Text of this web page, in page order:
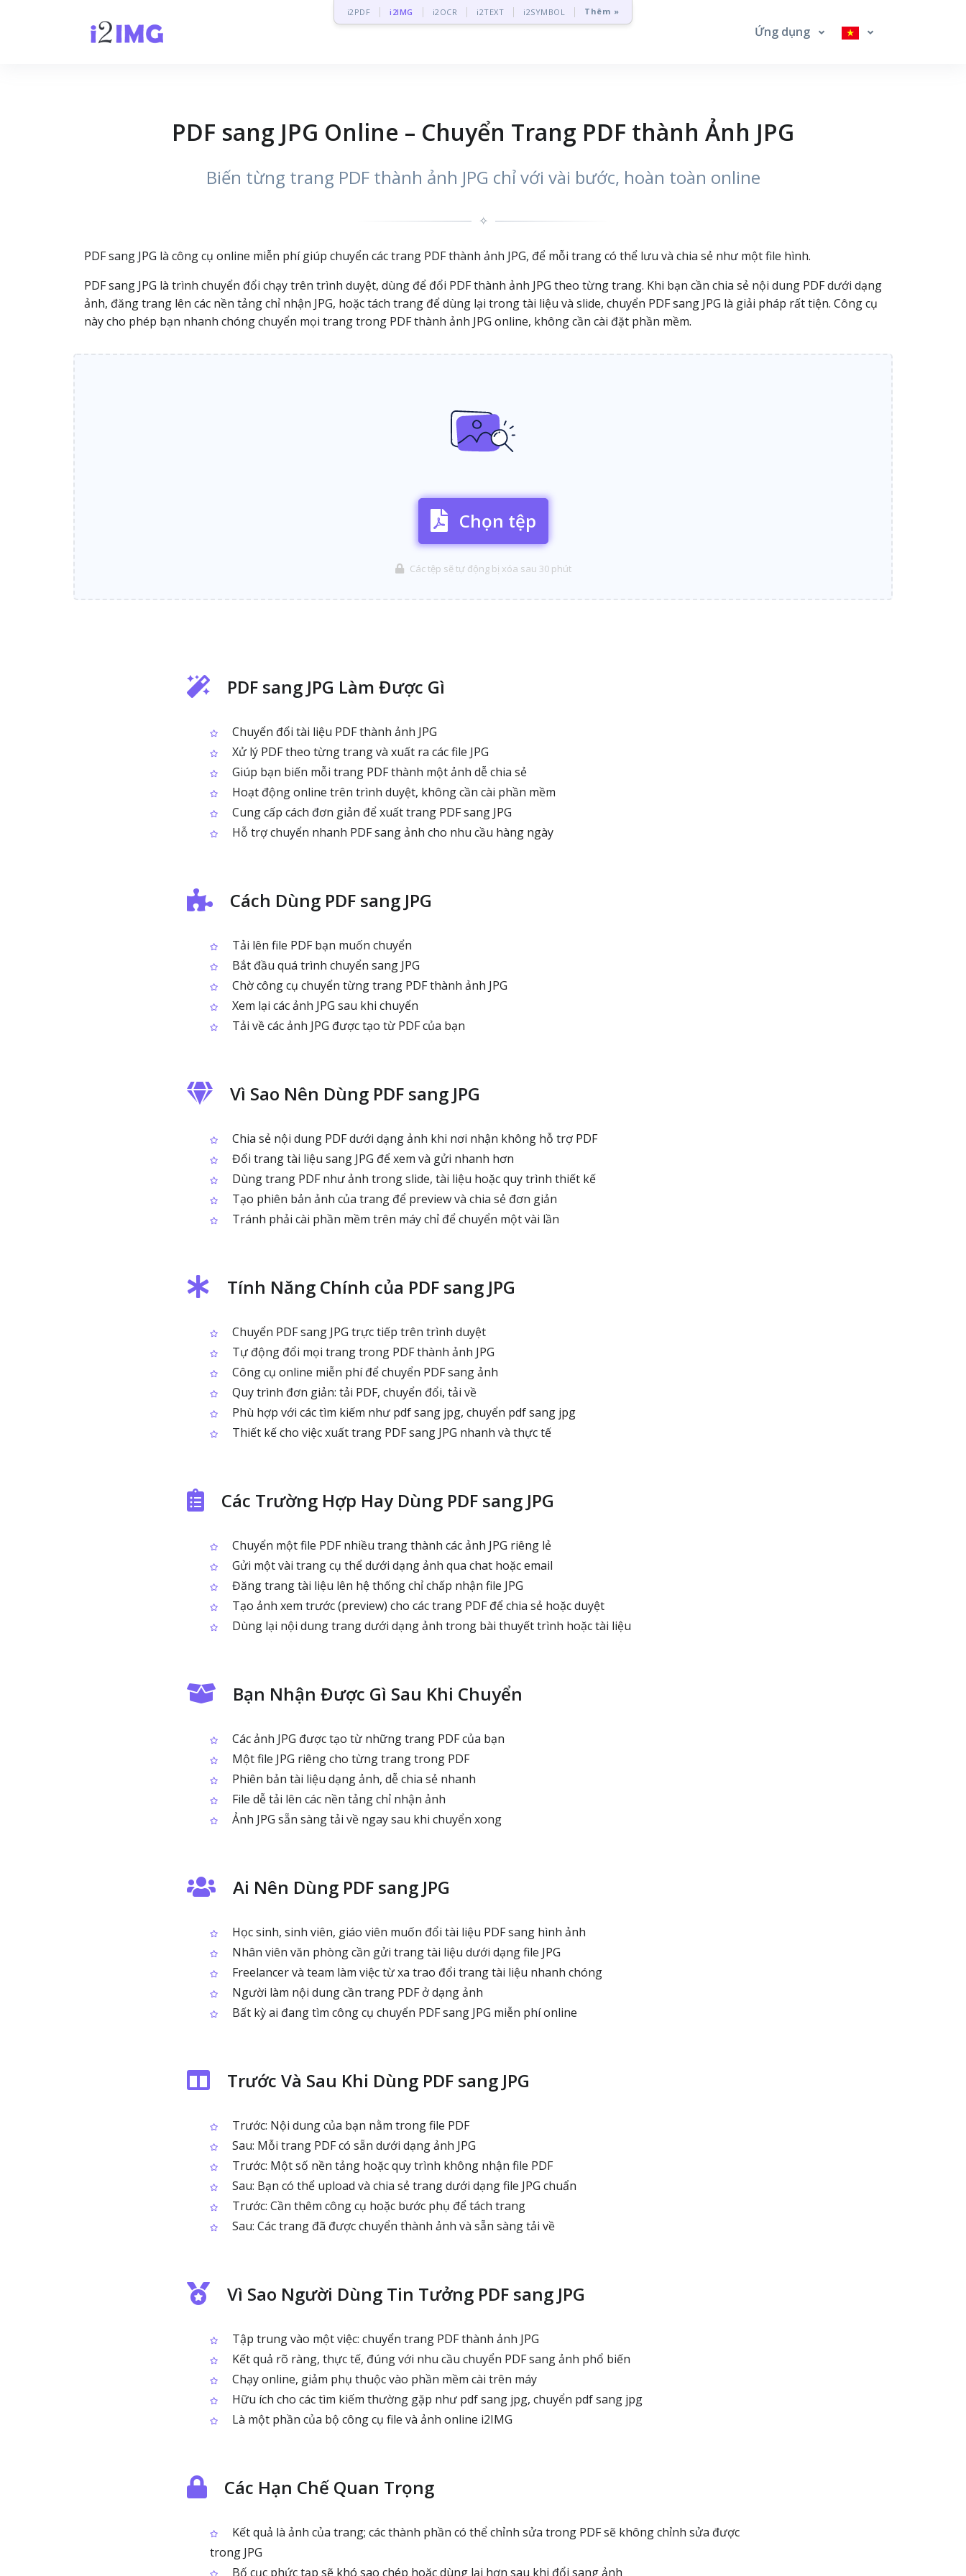
i2PDF i2IMG i2OCR i2TEXT i2SYMBOL Thêm »
Ứng dụng
PDF sang JPG Online – Chuyển Trang PDF thành Ảnh JPG
Biến từng trang PDF thành ảnh JPG chỉ với vài bước, hoàn toàn online
✧
PDF sang JPG là công cụ online miễn phí giúp chuyển các trang PDF thành ảnh JPG, để mỗi trang có thể lưu và chia sẻ như một file hình.
PDF sang JPG là trình chuyển đổi chạy trên trình duyệt, dùng để đổi PDF thành ảnh JPG theo từng trang. Khi bạn cần chia sẻ nội dung PDF dưới dạng
ảnh, đăng trang lên các nền tảng chỉ nhận JPG, hoặc tách trang để dùng lại trong tài liệu và slide, chuyển PDF sang JPG là giải pháp rất tiện. Công cụ
này cho phép bạn nhanh chóng chuyển mọi trang trong PDF thành ảnh JPG online, không cần cài đặt phần mềm.
Chọn tệp
Các tệp sẽ tự động bị xóa sau 30 phút
PDF sang JPG Làm Được Gì
Chuyển đổi tài liệu PDF thành ảnh JPG
Xử lý PDF theo từng trang và xuất ra các file JPG
Giúp bạn biến mỗi trang PDF thành một ảnh dễ chia sẻ
Hoạt động online trên trình duyệt, không cần cài phần mềm
Cung cấp cách đơn giản để xuất trang PDF sang JPG
Hỗ trợ chuyển nhanh PDF sang ảnh cho nhu cầu hàng ngày
Cách Dùng PDF sang JPG
Tải lên file PDF bạn muốn chuyển
Bắt đầu quá trình chuyển sang JPG
Chờ công cụ chuyển từng trang PDF thành ảnh JPG
Xem lại các ảnh JPG sau khi chuyển
Tải về các ảnh JPG được tạo từ PDF của bạn
Vì Sao Nên Dùng PDF sang JPG
Chia sẻ nội dung PDF dưới dạng ảnh khi nơi nhận không hỗ trợ PDF
Đổi trang tài liệu sang JPG để xem và gửi nhanh hơn
Dùng trang PDF như ảnh trong slide, tài liệu hoặc quy trình thiết kế
Tạo phiên bản ảnh của trang để preview và chia sẻ đơn giản
Tránh phải cài phần mềm trên máy chỉ để chuyển một vài lần
Tính Năng Chính của PDF sang JPG
Chuyển PDF sang JPG trực tiếp trên trình duyệt
Tự động đổi mọi trang trong PDF thành ảnh JPG
Công cụ online miễn phí để chuyển PDF sang ảnh
Quy trình đơn giản: tải PDF, chuyển đổi, tải về
Phù hợp với các tìm kiếm như pdf sang jpg, chuyển pdf sang jpg
Thiết kế cho việc xuất trang PDF sang JPG nhanh và thực tế
Các Trường Hợp Hay Dùng PDF sang JPG
Chuyển một file PDF nhiều trang thành các ảnh JPG riêng lẻ
Gửi một vài trang cụ thể dưới dạng ảnh qua chat hoặc email
Đăng trang tài liệu lên hệ thống chỉ chấp nhận file JPG
Tạo ảnh xem trước (preview) cho các trang PDF để chia sẻ hoặc duyệt
Dùng lại nội dung trang dưới dạng ảnh trong bài thuyết trình hoặc tài liệu
Bạn Nhận Được Gì Sau Khi Chuyển
Các ảnh JPG được tạo từ những trang PDF của bạn
Một file JPG riêng cho từng trang trong PDF
Phiên bản tài liệu dạng ảnh, dễ chia sẻ nhanh
File dễ tải lên các nền tảng chỉ nhận ảnh
Ảnh JPG sẵn sàng tải về ngay sau khi chuyển xong
Ai Nên Dùng PDF sang JPG
Học sinh, sinh viên, giáo viên muốn đổi tài liệu PDF sang hình ảnh
Nhân viên văn phòng cần gửi trang tài liệu dưới dạng file JPG
Freelancer và team làm việc từ xa trao đổi trang tài liệu nhanh chóng
Người làm nội dung cần trang PDF ở dạng ảnh
Bất kỳ ai đang tìm công cụ chuyển PDF sang JPG miễn phí online
Trước Và Sau Khi Dùng PDF sang JPG
Trước: Nội dung của bạn nằm trong file PDF
Sau: Mỗi trang PDF có sẵn dưới dạng ảnh JPG
Trước: Một số nền tảng hoặc quy trình không nhận file PDF
Sau: Bạn có thể upload và chia sẻ trang dưới dạng file JPG chuẩn
Trước: Cần thêm công cụ hoặc bước phụ để tách trang
Sau: Các trang đã được chuyển thành ảnh và sẵn sàng tải về
Vì Sao Người Dùng Tin Tưởng PDF sang JPG
Tập trung vào một việc: chuyển trang PDF thành ảnh JPG
Kết quả rõ ràng, thực tế, đúng với nhu cầu chuyển PDF sang ảnh phổ biến
Chạy online, giảm phụ thuộc vào phần mềm cài trên máy
Hữu ích cho các tìm kiếm thường gặp như pdf sang jpg, chuyển pdf sang jpg
Là một phần của bộ công cụ file và ảnh online i2IMG
Các Hạn Chế Quan Trọng
Kết quả là ảnh của trang; các thành phần có thể chỉnh sửa trong PDF sẽ không chỉnh sửa được
trong JPG
Bố cục phức tạp sẽ khó sao chép hoặc dùng lại hơn sau khi đổi sang ảnh